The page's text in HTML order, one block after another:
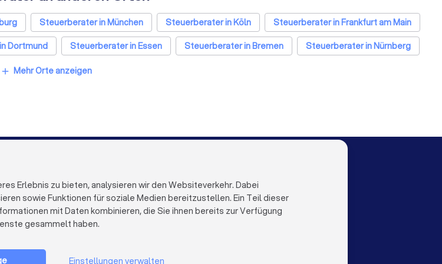
Steuerberater in München Steuerberater in Köln
Steuerberater in Frankfurt am Main
Dortmund Steuerberater in Essen Steuerberater in Bremen
Steuerberater in Nürnberg
Steuerberater in Duisburg
add Mehr Orte anzeigen
löschen
Top Pro
Über Trustlocal
Arbeiten bei Trustlocal
Kontakt
Datenschutz
Erlebnis zu bieten, analysieren wir den Websiteverkehr. Dabei
sowie Funktionen für soziale Medien bereitzustellen. Ein Teil dieser
mit Daten kombinieren, die Sie ihnen bereits zur Verfügung
gesammelt haben.
Einstellungen verwalten